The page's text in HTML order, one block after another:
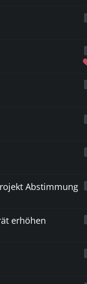
Abstimmung
erhöhen